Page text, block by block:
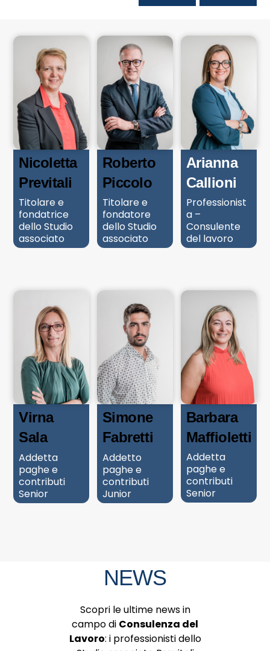
Nicoletta
Previtali
Titolare e
fondatrice
dello Studio
associato
Virna
Sala
Addetta
paghe e
contributi
Senior
Roberto
Piccolo
Titolare e
fondatore
dello Studio
associato
Simone
Fabretti
Addetto
paghe e
contributi
Junior
Arianna
Callioni
Professionist
a –
Consulente
del lavoro
Barbara
Maffioletti
Addetta
paghe e
contributi
Senior
NEWS
Scopri le ultime news in
campo di Consulenza del
Lavoro: i professionisti dello